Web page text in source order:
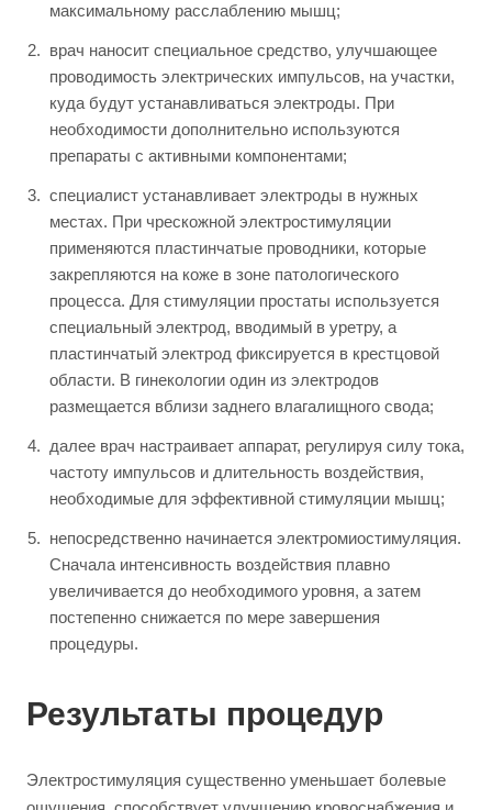
максимальному расслаблению мышц;
врач наносит специальное средство, улучшающее
проводимость электрических импульсов, на участки,
куда будут устанавливаться электроды. При
необходимости дополнительно используются
препараты с активными компонентами;
специалист устанавливает электроды в нужных
местах. При чрескожной электростимуляции
применяются пластинчатые проводники, которые
закрепляются на коже в зоне патологического
процесса. Для стимуляции простаты используется
специальный электрод, вводимый в уретру, а
пластинчатый электрод фиксируется в крестцовой
области. В гинекологии один из электродов
размещается вблизи заднего влагалищного свода;
далее врач настраивает аппарат, регулируя силу тока,
частоту импульсов и длительность воздействия,
необходимые для эффективной стимуляции мышц;
непосредственно начинается электромиостимуляция.
Сначала интенсивность воздействия плавно
увеличивается до необходимого уровня, а затем
постепенно снижается по мере завершения
процедуры.
Результаты процедур
Электростимуляция существенно уменьшает болевые